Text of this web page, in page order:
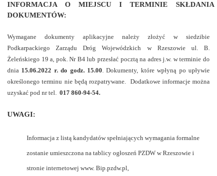
INFORMACJA O MIEJSCU I TERMINIE SKŁDANIA
DOKUMENTÓW:
Wymagane dokumenty aplikacyjne należy złożyć w siedzibie
Podkarpackiego Zarządu Dróg Wojewódzkich w Rzeszowie ul. B.
Żeleńskiego 19 a, pok. Nr B4 lub przesłać pocztą na adres j.w. w terminie do
dnia 15.06.2022 r. do godz. 15.00. Dokumenty, które wpłyną po upływie
określonego terminu nie będą rozpatrywane. Dodatkowe informacje można
uzyskać pod nr tel. 017 860-94-54.
UWAGI:
Informacja z listą kandydatów spełniających wymagania formalne
zostanie umieszczona na tablicy ogłoszeń PZDW w Rzeszowie i
stronie internetowej www. Bip.pzdw.pl,